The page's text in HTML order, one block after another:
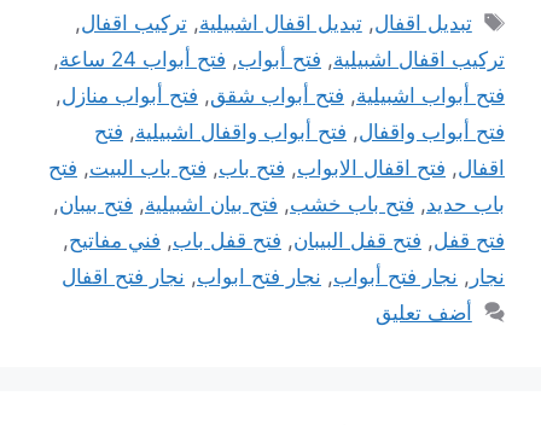
الوسوم
تبديل اقفال,تبديل اقفال اشبيلية,تركيب اقفال,
تركيب اقفال اشبيلية, فتح أبواب, فتح أبواب 24 ساعة
,
فتح أبواب اشبيلية, فتح أبواب شقق, فتح أبواب منازل,
فتح أبواب واقفال, فتح أبواب واقفال اشبيلية, فتح
اقفال, فتح اقفال الابواب, فتح باب, فتح باب البيت, فتح
باب حديد, فتح باب خشب, فتح بيان اشبيلية, فتح بيبان,
فتح قفل, فتح قفل البيبان, فتح قفل باب, فني مفاتيح,
نجار , نجار فتح أبواب, نجار فتح ابواب, نجار فتح اقفال
أضف تعليق